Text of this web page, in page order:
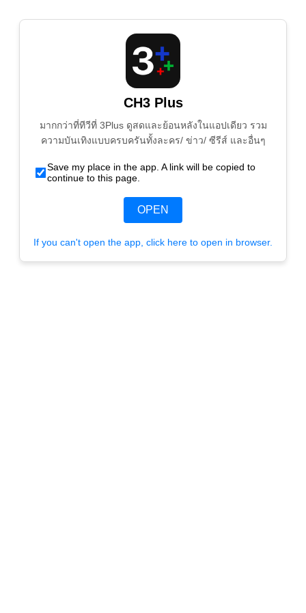
CH3 Plus
มากกว่าที่ทีวีที่ 3Plus ดูสดและย้อนหลังในแอปเดียว รวม
ความบันเทิงแบบครบครันทั้งละคร/ ข่าว/ ซีรีส์ และอื่นๆ
Save my place in the app. A link will be copied to
continue to this page.
OPEN
If you can't open the app, click here to open in browser.